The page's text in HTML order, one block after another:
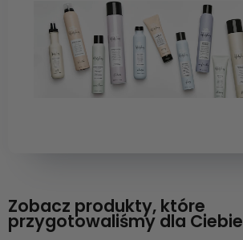
Zobacz produkty, które
przygotowaliśmy dla Ciebie